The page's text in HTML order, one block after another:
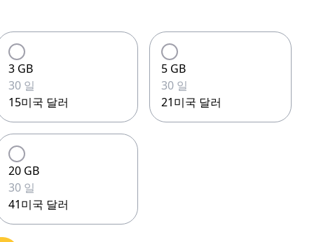
3 GB
30 일
15미국 달러
5 GB
30 일
21미국 달러
20 GB
30 일
41미국 달러